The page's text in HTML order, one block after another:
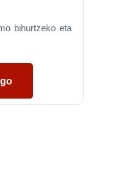
bihurtzeko eta